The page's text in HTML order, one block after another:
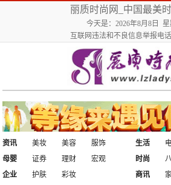
丽质时尚网_中国最美
今天是：2026年8月8日
互联网违法和不良信息举报电
资讯 美妆 美容
服饰
母婴
证券 理财 宏观
生活
时尚
企业
护肤
彩妆
商讯